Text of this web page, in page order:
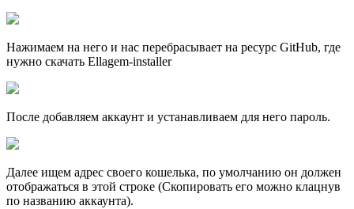
Нажимаем на него и нас перебрасывает на ресурс GitHub, где
нужно скачать Ellagem-installer
После добавляем аккаунт и устанавливаем для него пароль.
Далее ищем адрес своего кошелька, по умолчанию он должен
отображаться в этой строке (Скопировать его можно клацнув
по названию аккаунта).